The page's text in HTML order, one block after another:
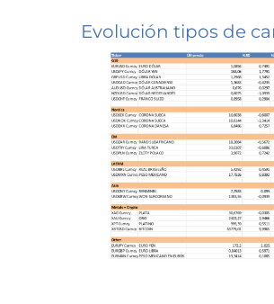
Evolución tipos de